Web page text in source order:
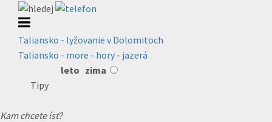
Taliansko - lyžovanie v Dolomitoch
Taliansko - more - hory - jazerá
leto zima
Tipy
Kam chcete ísť?